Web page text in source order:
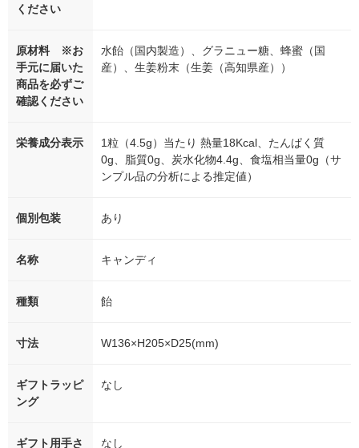
ください
原材料 ※お
手元に届いた
商品を必ずご
確認ください
水飴（国内製造）、グラニュー糖、蜂蜜（国
産）、生姜粉末（生姜（高知県産））
栄養成分表示
1粒（4.5g）当たり 熱量18Kcal、たんぱく質
0g、脂質0g、炭水化物4.4g、食塩相当量0g（サ
ンプル品の分析による推定値）
個別包装 あり
名称 キャンディ
種類 飴
寸法 W136×H205×D25(mm)
ギフトラッピ
ング
なし
ギフト用手さ なし